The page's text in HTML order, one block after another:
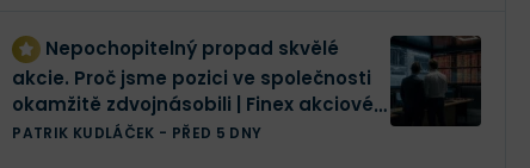
Nepochopitelný propad skvělé
akcie. Proč jsme pozici ve společnosti
okamžitě zdvojnásobili | Finex akciové
portfolio
PATRIK KUDLÁČEK - PŘED 5 DNY